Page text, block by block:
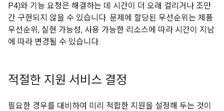
P4)와 기능 요청은 해결하는 데 시간이 더 오래 걸리거나 조만
간 구현되지 않을 수 있습니다. 문제에 할당된 우선순위는 제품
우선순위, 실현 가능성, 사용 가능한 리소스에 따라 시간이 지남
에 따라 변경될 수 있습니다.
적절한 지원 서비스 결정
필요한 경우를 대비하여 미리 적합한 지원을 설정해 두는 것이